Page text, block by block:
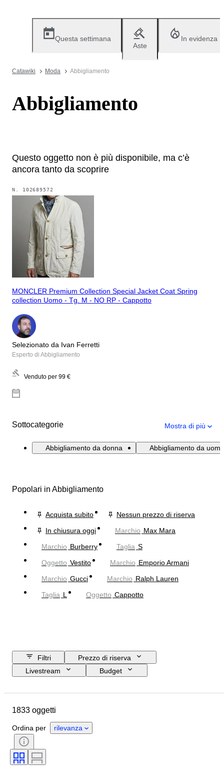
Questa settimana
Aste
In evidenza
Catawiki Moda Abbigliamento
Abbigliamento
Questo oggetto non è più disponibile, ma c’è
ancora tanto da scoprire
N. 102689572
MONCLER Premium Collection Special Jacket Coat Spring
collection Uomo - Tg. M - NO RP - Cappotto
Selezionato da Ivan Ferretti
Esperto di Abbigliamento
Venduto per 99 €
Sottocategorie Mostra di più
Abbigliamento da donna Abbigliamento da uomo
Popolari in Abbigliamento
Acquista subito
Nessun prezzo di riserva
In chiusura oggi
Marchio Max Mara
Marchio Burberry Taglia S
Oggetto Vestito Marchio Emporio Armani
Marchio Gucci Marchio Ralph Lauren
Taglia L Oggetto Cappotto
Filtri
Prezzo di riserva
Livestream
Budget
Paese d’origine
Condizioni
Stile
Colore
Taglia sull’oggetto
Motivo
1833 oggetti
Ordina per rilevanza